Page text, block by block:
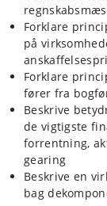
Forklare
på
Forklare
fører fra
Beskrive
de vigtigste
forrentning,
gearing
Beskrive en
bag